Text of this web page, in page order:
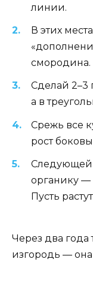
линии.
В этих
смородина.
Сделай 2–3
а в
Срежь все
рост
Следующей
органику —
Пусть
Через два
изгородь — она